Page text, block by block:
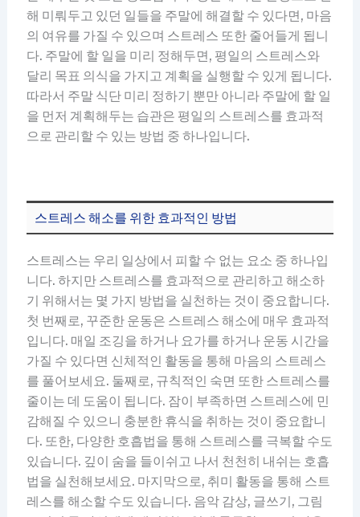
해 미뤄두고 있던 일들을 주말에 해결할 수 있다면, 마음
의 여유를 가질 수 있으며 스트레스 또한 줄어들게 됩니
다. 주말에 할 일을 미리 정해두면, 평일의 스트레스와
달리 목표 의식을 가지고 계획을 실행할 수 있게 됩니다.
따라서 주말 식단 미리 정하기 뿐만 아니라 주말에 할 일
을 먼저 계획해두는 습관은 평일의 스트레스를 효과적
으로 관리할 수 있는 방법 중 하나입니다.
스트레스 해소를 위한 효과적인 방법
스트레스는 우리 일상에서 피할 수 없는 요소 중 하나입
니다. 하지만 스트레스를 효과적으로 관리하고 해소하
기 위해서는 몇 가지 방법을 실천하는 것이 중요합니다.
첫 번째로, 꾸준한 운동은 스트레스 해소에 매우 효과적
입니다. 매일 조깅을 하거나 요가를 하거나 운동 시간을
가질 수 있다면 신체적인 활동을 통해 마음의 스트레스
를 풀어보세요. 둘째로, 규칙적인 숙면 또한 스트레스를
줄이는 데 도움이 됩니다. 잠이 부족하면 스트레스에 민
감해질 수 있으니 충분한 휴식을 취하는 것이 중요합니
다. 또한, 다양한 호흡법을 통해 스트레스를 극복할 수도
있습니다. 깊이 숨을 들이쉬고 나서 천천히 내쉬는 호흡
법을 실천해보세요. 마지막으로, 취미 활동을 통해 스트
레스를 해소할 수도 있습니다. 음악 감상, 글쓰기, 그림